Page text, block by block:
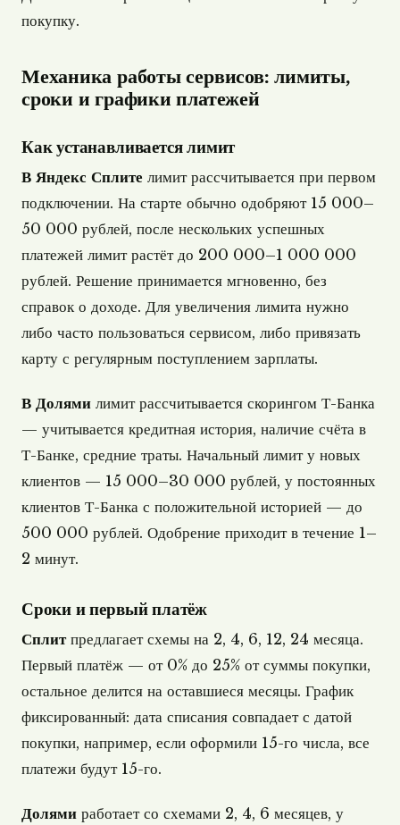
покупку.
Механика работы сервисов: лимиты,
сроки и графики платежей
Как устанавливается лимит
В Яндекс Сплите лимит рассчитывается при первом
подключении. На старте обычно одобряют 15 000–
50 000 рублей, после нескольких успешных
платежей лимит растёт до 200 000–1 000 000
рублей. Решение принимается мгновенно, без
справок о доходе. Для увеличения лимита нужно
либо часто пользоваться сервисом, либо привязать
карту с регулярным поступлением зарплаты.
В Долями лимит рассчитывается скорингом Т-Банка
— учитывается кредитная история, наличие счёта в
Т-Банке, средние траты. Начальный лимит у новых
клиентов — 15 000–30 000 рублей, у постоянных
клиентов Т-Банка с положительной историей — до
500 000 рублей. Одобрение приходит в течение 1–
2 минут.
Сроки и первый платёж
Сплитпредлагает схемы на 2, 4, 6, 12, 24 месяца.
Первый платёж — от 0% до 25% от суммы покупки,
остальное делится на оставшиеся месяцы. График
фиксированный: дата списания совпадает с датой
покупки, например, если оформили 15-го числа, все
платежи будут 15-го.
Долями работает со схемами 2, 4, 6 месяцев, у